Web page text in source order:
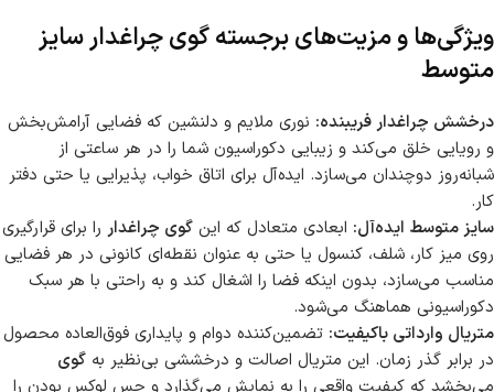
ویژگی‌ها و مزیت‌های برجسته گوی چراغدار سایز
متوسط
درخشش چراغدار فریبنده: نوری ملایم و دلنشین که فضایی آرامش‌بخش
و رویایی خلق می‌کند و زیبایی دکوراسیون شما را در هر ساعتی از
شبانه‌روز دوچندان می‌سازد. ایده‌آل برای اتاق خواب، پذیرایی یا حتی دفتر
کار.
سایز متوسط ایده‌آل: ابعادی متعادل که این گوی چراغدار را برای قرارگیری
روی میز کار، شلف، کنسول یا حتی به عنوان نقطه‌ای کانونی در هر فضایی
مناسب می‌سازد، بدون اینکه فضا را اشغال کند و به راحتی با هر سبک
دکوراسیونی هماهنگ می‌شود.
متریال وارداتی باکیفیت: تضمین‌کننده دوام و پایداری فوق‌العاده محصول
در برابر گذر زمان. این متریال اصالت و درخششی بی‌نظیر به گوی